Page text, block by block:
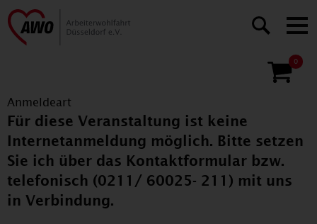
0
Anmeldeart
Für diese Veranstaltung ist keine
Internetanmeldung möglich. Bitte setzen
Sie ich über das Kontaktformular bzw.
telefonisch (0211/ 60025- 211) mit uns
in Verbindung.